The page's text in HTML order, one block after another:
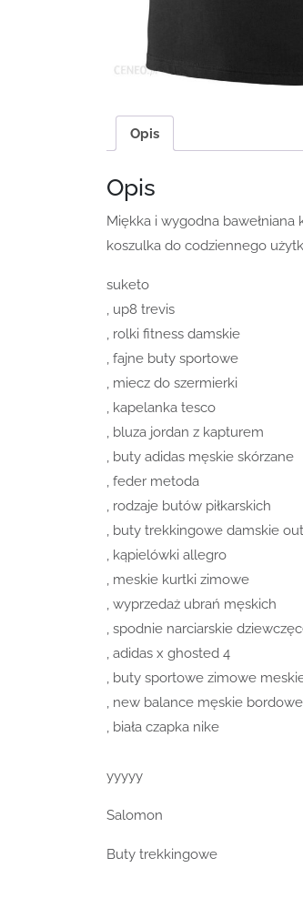
Opis
Opis
Miękka i wygodna
koszulka do codziennego
suketo
, up8 trevis
, rolki fitness damskie
, fajne buty sportowe
, miecz do szermierki
, kapelanka tesco
, bluza jordan z kapturem
, buty adidas męskie skórzane
, feder metoda
, rodzaje butów piłkarskich
, buty trekkingowe damskie
, kąpielówki allegro
, meskie kurtki zimowe
, wyprzedaż ubrań męskich
, spodnie narciarskie
, adidas x ghosted 4
, buty sportowe zimowe
, new balance męskie bordowe
, biała czapka nike
yyyyy
Salomon
Buty trekkingowe